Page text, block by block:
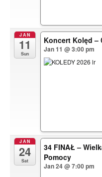
JAN
11
Sun
Koncert Kolęd –
Jan 11 @ 3:00 pm
JAN
24
Sat
34 FINAŁ –
Pomocy
Jan 24 @ 7:00 pm